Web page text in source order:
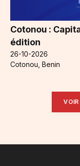
Cotonou :
édition
26-10-2026
Cotonou, Benin
VOIR